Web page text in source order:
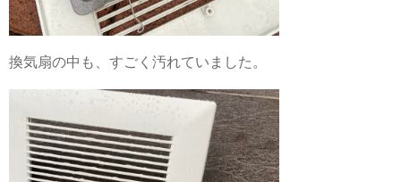
換気扇の中も、すごく汚れていました。